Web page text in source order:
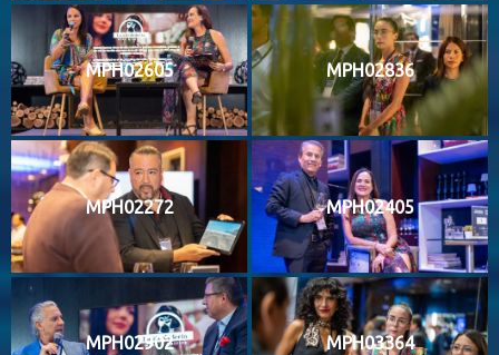
MPH02605 MPH02836
MPH02272 MPH02405
MPH02902 MPH03364